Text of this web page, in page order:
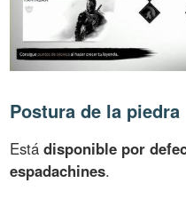
Postura de la piedra
Estádisponible por
espadachines.